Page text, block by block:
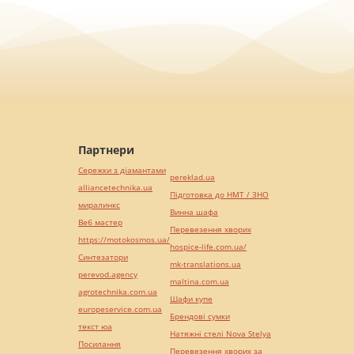
Партнери
Сережки з діамантами
alliancetechnika.ua
миралинкс
Веб мастер
https://motokosmos.ua/
Синтезатори
perevod.agency
agrotechnika.com.ua
europeservice.com.ua
текст юа
Посилання
pereklad.ua
Підготовка до НМТ / ЗНО
Винна шафа
Перевезення хворих
hospice-life.com.ua/
mk-translations.ua
maltina.com.ua
Шафи купе
Брендові сумки
Натяжні стелі Nova Stelya
Перевезення хворих за